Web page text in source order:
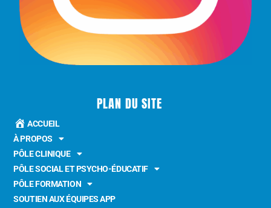
PLAN DU SITE
ACCUEIL
À PROPOS
PÔLE CLINIQUE
PÔLE SOCIAL ET PSYCHO-ÉDUCATIF
PÔLE FORMATION
SOUTIEN AUX ÉQUIPES APP